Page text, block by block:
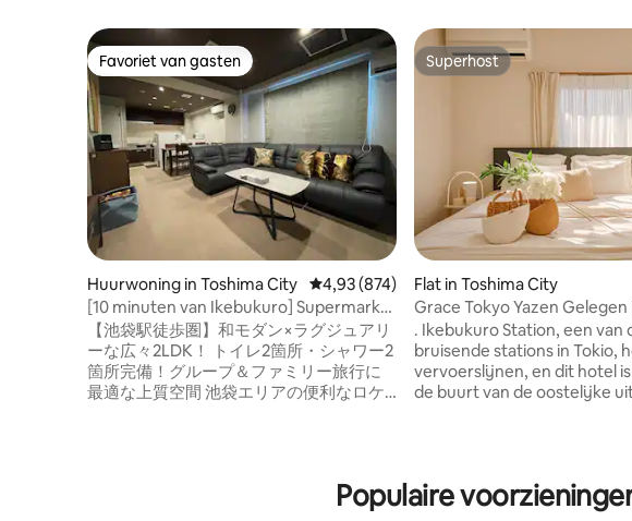
Favoriet van gasten
Favoriet van gasten
Huurwoning in Toshima City Gemiddelde beoordeling van 4,93 op 5,
4,93 (874)
[10 minuten van Ikebukuro] Supermarkt
op 1 minuut/ Snelle wifi/3
badkamers/wasmachine en
droger/lift/Shibuya 12...
【池袋駅徒歩圏】和モダン×ラグジュアリ
ーな広々2LDK！ トイレ2箇所・シャワー2
箇所完備！グループ＆ファミリー旅行に
最適な上質空間 池袋エリアの便利なロケ
内は、まるで隠れ家ホテルのような落ち
着きと清潔感に満ちています。ご家族で
Superhost
Superhost
Flat in Toshima City
Grace Tokyo Yazen Gelegen in
Ikebukuro Station · Directe toegang tot
Shinjuku Shibuya ｜ Comfortabel en snel,
geschikt voor reizen en
. Ikebukuro Station, een van de meest
bruisende stations in Tokio,
vervoerslijnen, en dit hotel
de buurt van de oostelijke
Yamanote-lijn tram naar
9 min, Shibuya station 15
Populaire